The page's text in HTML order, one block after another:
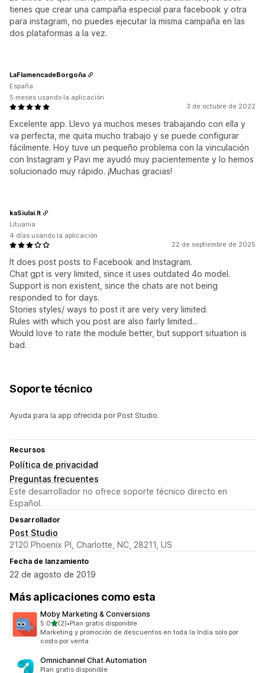
tienes que crear una campaña especial para facebook y otra
para instagram, no puedes ejecutar la misma campaña en las
dos plataformas a la vez.
3 de octubre de 2022
Excelente app. Llevo ya muchos meses trabajando con ella y
va perfecta, me quita mucho trabajo y se puede configurar
fácilmente. Hoy tuve un pequeño problema con la vinculación
con Instagram y Pavi me ayudó muy pacientemente y lo hemos
solucionado muy rápido. ¡Muchas gracias!
LaFlamencadeBorgoña
España
5 meses usando la aplicación
22 de septiembre de 2025
It does post posts to Facebook and Instagram.
Chat gpt is very limited, since it uses outdated 4o model.
Support is non existent, since the chats are not being
responded to for days.
Stories styles/ ways to post it are very very limited.
Rules with which you post are also fairly limited...
Would love to rate the module better, but support situation is
bad.
kaSiulai.lt
Lituania
4 días usando la aplicación
Soporte técnico
Ayuda para la app ofrecida por Post Studio.
Recursos
Política de privacidad
Preguntas frecuentes
Este desarrollador no ofrece soporte técnico directo en
Español.
Desarrollador
Post Studio
2120 Phoenix Pl, Charlotte, NC, 28211, US
Fecha de lanzamiento
22 de agosto de 2019
Más aplicaciones como esta
Moby Marketing & Conversions
5.0de 5 estrellas
(2)
2 reseñas en total
•Plan gratis disponible
Marketing y promoción de descuentos en toda la India solo por
costo por venta
Omnichannel Chat Automation
Plan gratis disponible